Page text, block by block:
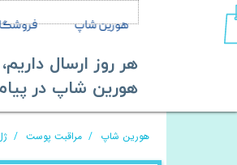
هورین شاپ
هر روز ارسال
​​​​​​​هورین شاپ در
هورین شاپ مراقبت پوست